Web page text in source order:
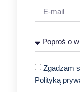
Zgadzam
Polityką